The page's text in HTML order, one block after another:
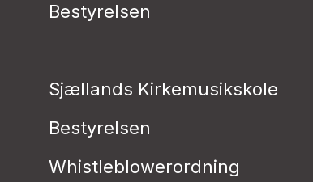
Bestyrelsen
Sjællands Kirkemusikskole
Bestyrelsen
Whistleblowerordning